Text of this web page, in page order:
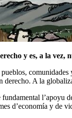
y es, a la vez,
A la
d’economía y de